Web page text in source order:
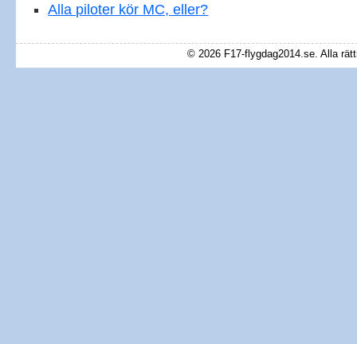
Alla piloter kör MC, eller?
© 2026 F17-flygdag2014.se. Alla